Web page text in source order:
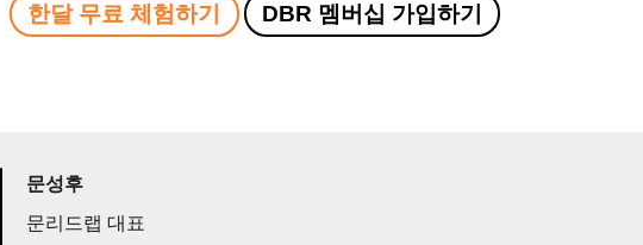
한달 무료 체험하기 DBR 멤버십 가입하기
문성후
문리드랩 대표